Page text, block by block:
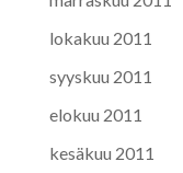
lokakuu 2011
syyskuu 2011
elokuu 2011
kesäkuu 2011